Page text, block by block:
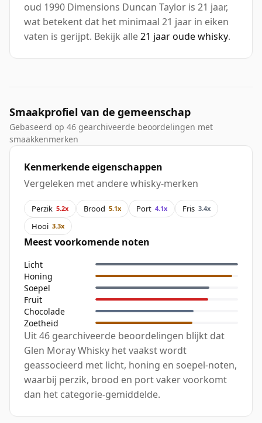
oud 1990 Dimensions Duncan Taylor is 21 jaar,
wat betekent dat het minimaal 21 jaar in eiken
vaten is gerijpt. Bekijk alle21 jaar oude whisky.
Smaakprofiel van de gemeenschap
Gebaseerd op 46 gearchiveerde beoordelingen met
smaakkenmerken
Kenmerkende eigenschappen
Vergeleken met andere whisky-merken
Perzik 5.2x Brood 5.1x Port 4.1x Fris 3.4x
Hooi 3.3x
Meest voorkomende noten
Licht
Honing
Soepel
Fruit
Chocolade
Zoetheid
Uit 46 gearchiveerde beoordelingen blijkt dat
Glen Moray Whisky het vaakst wordt
geassocieerd met licht, honing en soepel-noten,
waarbij perzik, brood en port vaker voorkomt
dan het categorie-gemiddelde.